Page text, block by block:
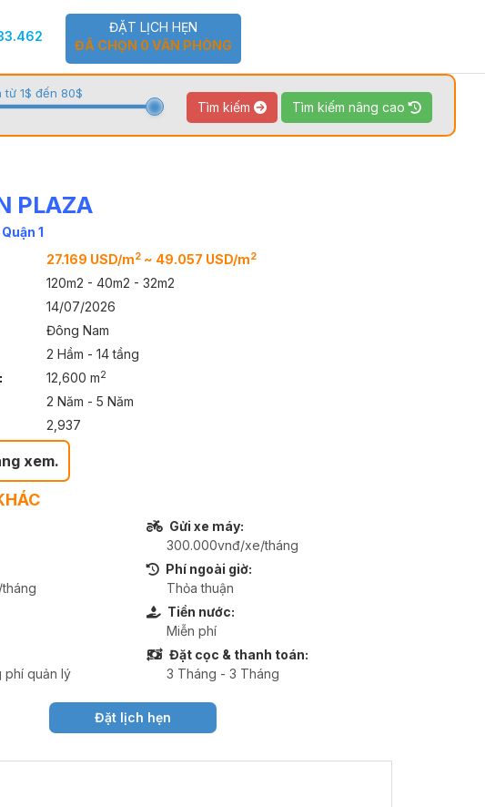
ĐẶT LỊCH HẸN
ĐÃ CHỌN 0 VĂN PHÒNG
từ 1$ đến 80$
Tìm kiếm Tìm kiếm nâng cao
PLAZA
1
27.169 USD/m2 ~ 49.057 USD/m2
120m2 - 40m2 - 32m2
14/07/2026
Đông Nam
2 Hầm - 14 tầng
12,600 m2
2 Năm - 5 Năm
2,937
xem.
Gửi xe máy:
300.000vnđ/xe/tháng
Phí ngoài giờ:
Thỏa thuận
Tiền nước:
Miễn phí
phí quản lý
Đặt cọc & thanh toán:
3 Tháng - 3 Tháng
Đặt lịch hẹn